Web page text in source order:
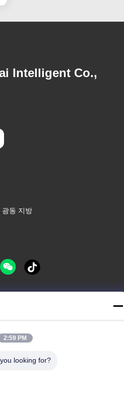
Intelligent Co.,
광동 지방
정책
레이 모듈 공급자. 저작권 -2026
Co., Ltd. 모두 모든 권리 보호
2:59 PM
looking for?